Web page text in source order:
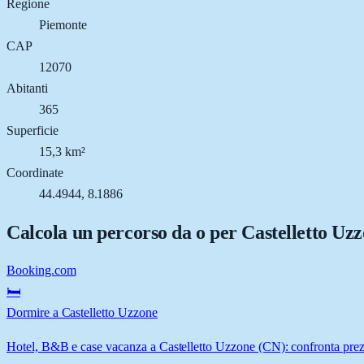
Regione
Piemonte
CAP
12070
Abitanti
365
Superficie
15,3 km²
Coordinate
44.4944, 8.1886
Calcola un percorso da o per Castelletto
Booking.com
🛏️
Dormire a Castelletto Uzzone
Hotel, B&B e case vacanza a Castelletto Uzzone (CN): confronta